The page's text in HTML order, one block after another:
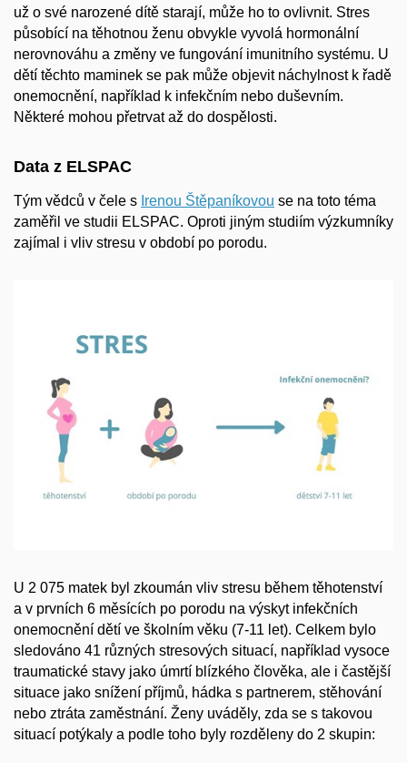
už o své narozené dítě starají, může ho to ovlivnit. Stres
působící na těhotnou ženu obvykle vyvolá hormonální
nerovnováhu a změny ve fungování imunitního systému. U
dětí těchto maminek se pak může objevit náchylnost k řadě
onemocnění, například k infekčním nebo duševním.
Některé mohou přetrvat až do dospělosti.
Data z ELSPAC
Tým vědců v čele s Irenou Štěpaníkovou se na toto téma
zaměřil ve studii ELSPAC. Oproti jiným studiím výzkumníky
zajímal i vliv stresu v období po porodu.
U 2 075 matek byl zkoumán vliv stresu během těhotenství
a v prvních 6 měsících po porodu na výskyt infekčních
onemocnění dětí ve školním věku (7-11 let). Celkem bylo
sledováno 41 různých stresových situací, například vysoce
traumatické stavy jako úmrtí blízkého člověka, ale i častější
situace jako snížení příjmů, hádka s partnerem, stěhování
nebo ztráta zaměstnání. Ženy uváděly, zda se s takovou
situací potýkaly a podle toho byly rozděleny do 2 skupin: